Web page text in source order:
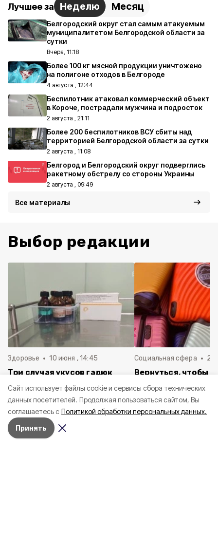
Cайт использует файлы cookie и сервисы сбора технических
данных посетителей. Продолжая пользоваться сайтом, Вы
соглашаетесь с Политикой обработки персональных данных.
Принять
Лучшее за Неделю Месяц
Белгородский округ стал самым атакуемым
муниципалитетом Белгородской области за
сутки
Вчера, 11:18
Более 100 кг мясной продукции уничтожено
на полигоне отходов в Белгороде
4 августа , 12:44
Беспилотник атаковал коммерческий объект
в Короче, пострадали мужчина и подросток
2 августа , 21:11
Более 200 беспилотников ВСУ сбиты над
территорией Белгородской области за сутки
2 августа , 11:08
Белгород и Белгородский округ подверглись
ракетному обстрелу со стороны Украины
2 августа , 09:49
Все материалы
Выбор редакции
Здоровье 10 июня , 14:45
Три случая укусов гадюк
Белгородской области с
начала года
Социальная сфера 20
Вернуться, чтобы
в Белгородскую
пять лет